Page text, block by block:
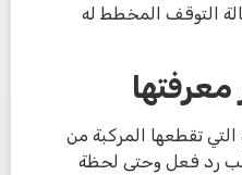
التوقف المخطط له
تقطعها المركبة من
رد فعل وحتى لحظة